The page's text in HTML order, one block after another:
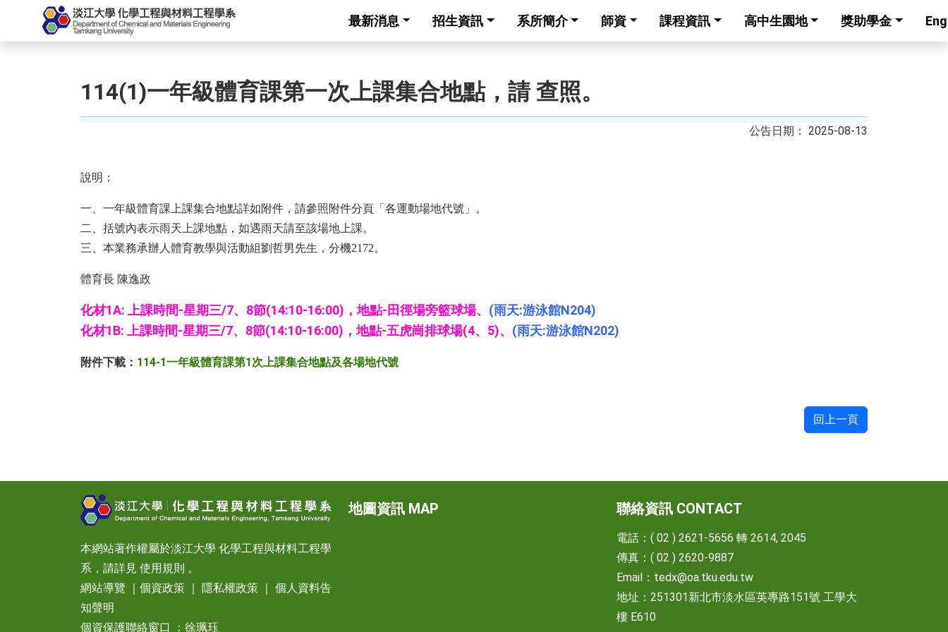
最新消息 招生資訊 系所簡介 師資 課程資訊 高中生園地 獎助學金
114(1)一年級體育課第一次上課集合地點，請 查照。
2025-08-13
說明：
一、一年級體育課上課集合地點詳如附件，請參照附件分頁「各運動場地代號」。
二、括號內表示雨天上課地點，如遇雨天請至該場地上課。
三、本業務承辦人體育教學與活動組劉哲男先生，分機2172。
體育長 陳逸政
化材1A: 上課時間-星期三/7、8節(14:10-16:00)，地點-田徑場旁籃球場、 (雨天:游泳館N204)
化材1B: 上課時間-星期三/7、8節(14:10-16:00)，地點-五虎崗排球場(4、5)、 (雨天:游泳館N202)
附件下載： 114-1一年級體育課第1次上課集合地點及各場地代號
回上一頁
本網站著作權屬於淡江大學 化學工程與材料工程學
系，請詳見 使用規則 。
網站導覽
個資政策 隱私權政策
個人資料告
知聲明
個資保護聯絡窗口 ：徐珮珏
地圖資訊 MAP 聯絡資訊 CONTACT
電話：( 02 ) 2621-5656 轉 2614, 2045
傳真：( 02 ) 2620-9887
Email： tedx@oa.tku.edu.tw
地址：251301新北市淡水區英專路151號 工學大
樓 E610